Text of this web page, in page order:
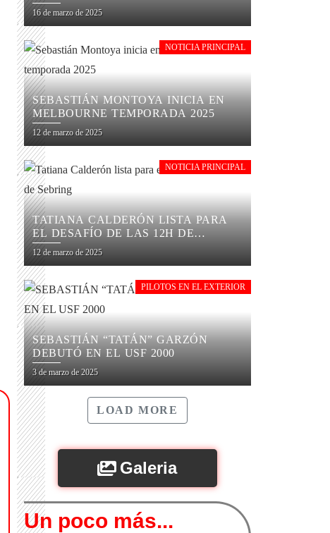
EN LA F2
16 de marzo de 2025
NOTICIA PRINCIPAL
SEBASTIÁN MONTOYA INICIA EN
MELBOURNE TEMPORADA 2025
12 de marzo de 2025
NOTICIA PRINCIPAL
TATIANA CALDERÓN LISTA PARA
EL DESAFÍO DE LAS 12H DE
SEBRING
12 de marzo de 2025
PILOTOS EN EL EXTERIOR
SEBASTIÁN “TATÁN” GARZÓN
DEBUTÓ EN EL USF 2000
3 de marzo de 2025
LOAD MORE
Galeria
Un poco más...